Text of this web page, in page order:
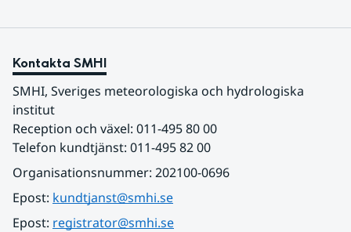
Kontakta SMHI
SMHI, Sveriges meteorologiska och hydrologiska
institut
Reception och växel: 011-495 80 00
Telefon kundtjänst: 011-495 82 00
Organisationsnummer: 202100-0696
Epost: kundtjanst@smhi.se
Epost: registrator@smhi.se